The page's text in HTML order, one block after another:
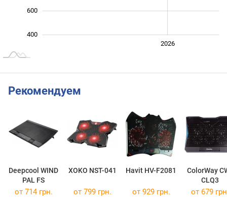
400
600
2026
Рекомендуем
Deepcool WIND
PAL FS
XOKO NST-041 Havit HV-F2081
ColorWay
CLQ3
от 714 грн. от 799 грн. от 929 грн. от 679